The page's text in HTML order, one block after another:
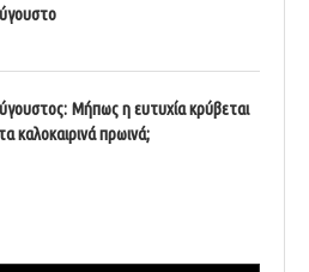
Μήπως η ευτυχία κρύβεται
καλοκαιρινά πρωινά;